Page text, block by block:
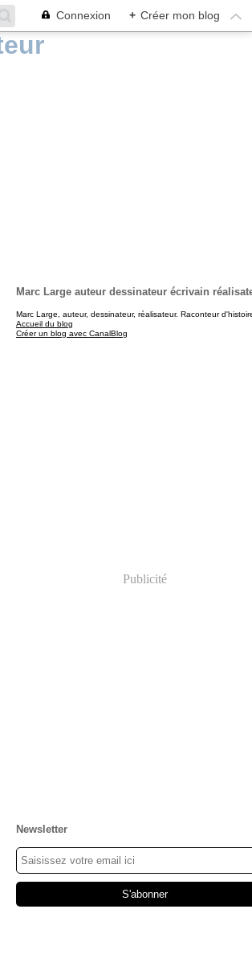
Connexion + Créer mon blog
Marc Large auteur dessinateur écrivain
Marc Large, auteur, dessinateur, réalisateur. Raconteur
Accueil du blog
Créer un blog avec CanalBlog
Publicité
Newsletter